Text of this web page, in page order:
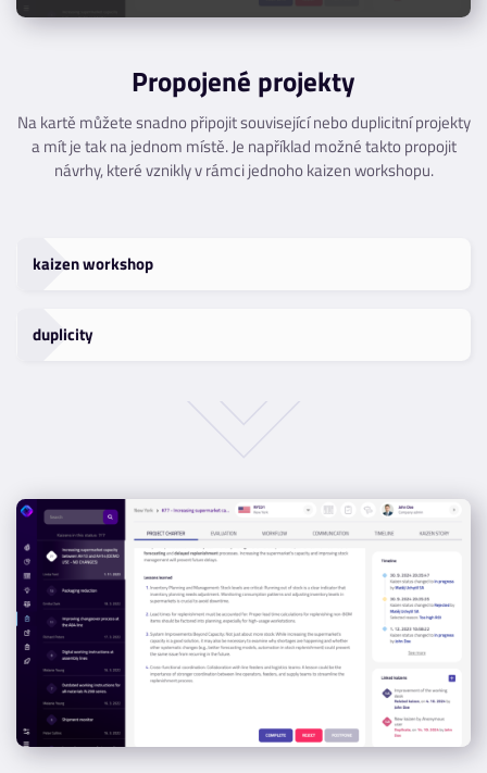
Propojené projekty
Na kartě můžete snadno připojit související nebo duplicitní projekty
a mít je tak na jednom místě. Je například možné takto propojit
návrhy, které vznikly v rámci jednoho kaizen workshopu.
kaizen workshop
duplicity